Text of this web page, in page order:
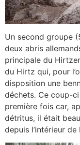
Un second groupe
deux abris
principale du
du Hirtz qui, pour
disposition une
déchets. Ce coup-
première fois car,
détritus, il était
depuis l’intérieur